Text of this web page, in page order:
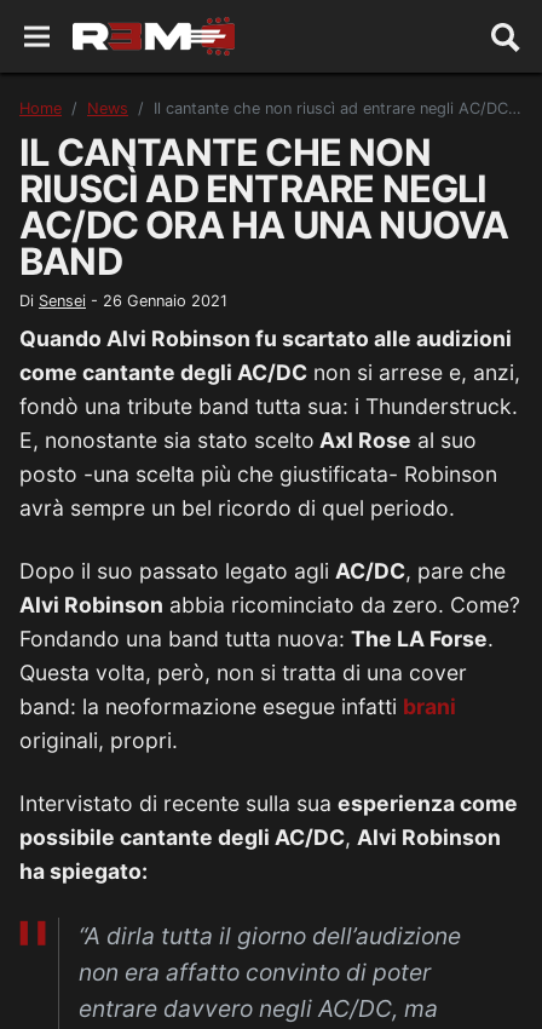
Home News Il cantante che non riuscì ad entrare negli AC/DC ora ha una nuova band
IL CANTANTE CHE NON
RIUSCÌ AD ENTRARE NEGLI
AC/DC ORA HA UNA NUOVA
BAND
Di Sensei - 26 Gennaio 2021
Quando Alvi Robinson fu scartato alle audizioni
come cantante degli AC/DC non si arrese e, anzi,
fondò una tribute band tutta sua: i Thunderstruck.
E, nonostante sia stato scelto Axl Rose al suo
posto -una scelta più che giustificata- Robinson
avrà sempre un bel ricordo di quel periodo.
Dopo il suo passato legato agli AC/DC, pare che
Alvi Robinson abbia ricominciato da zero. Come?
Fondando una band tutta nuova: The LA Forse.
Questa volta, però, non si tratta di una cover
band: la neoformazione esegue infatti brani
originali, propri.
Intervistato di recente sulla sua esperienza come
possibile cantante degli AC/DC, Alvi Robinson
ha spiegato:
“A dirla tutta il giorno dell’audizione
non era affatto convinto di poter
entrare davvero negli AC/DC, ma